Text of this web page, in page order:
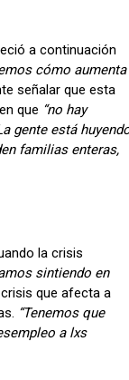
a continuación
cómo aumenta
señalar que esta
que “no hay
gente está
familias enteras,
la crisis
sintiendo en
que afecta a
“Tenemos que
a lxs